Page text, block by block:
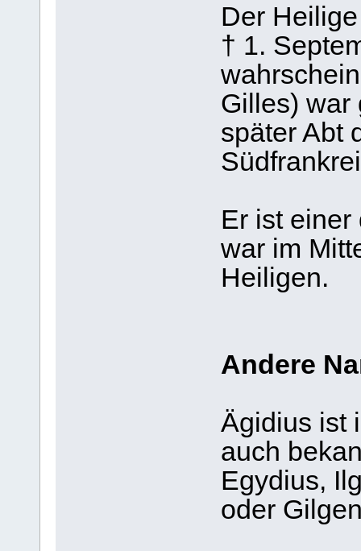
Der
† 1.
Gilles) war
später Abt
Er ist einer
war im
Heiligen.
Andere
Ägidius ist
auch
Egydius,
oder